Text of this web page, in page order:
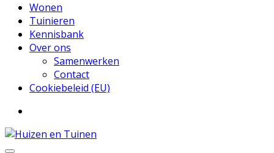
Wonen
Tuinieren
Kennisbank
Over ons
Samenwerken
Contact
Cookiebeleid (EU)